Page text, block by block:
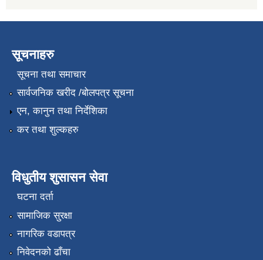
सूचनाहरु
सूचना तथा समाचार
सार्वजनिक खरीद /बोलपत्र सूचना
एन, कानुन तथा निर्देशिका
कर तथा शुल्कहरु
विधुतीय शुसासन सेवा
घटना दर्ता
सामाजिक सुरक्षा
नागरिक वडापत्र
निवेदनको ढाँचा